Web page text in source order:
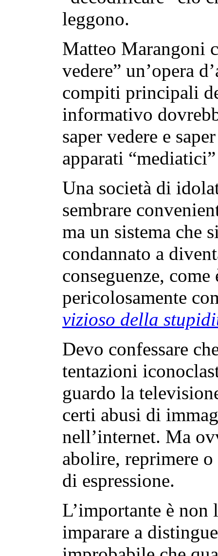
leggono.
Matteo Marangoni
vedere” un’opera
compiti principali
informativo
saper vedere e
apparati
Una società di
sembrare
ma un sistema che
condannato a
conseguenze,
pericolosamente
vizioso della
Devo confessare
tentazioni
guardo la
certi abusi di
nell’internet. Ma
abolire, reprimere
di espressione.
L’importante è non
imparare a